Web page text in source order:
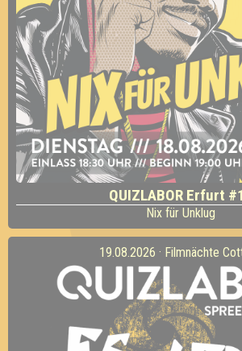
QUIZLABOR Erfurt
Nix für Unklug
19.08.2026 · Filmnächte